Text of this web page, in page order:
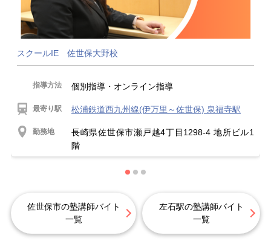
スクールIE 佐世保大野校
指導方法 個別指導・オンライン指導
最寄り駅 松浦鉄道西九州線(伊万里～佐世保) 泉福寺駅
勤務地
長崎県佐世保市瀬戸越4丁目1298-4 地所ビル1
階
佐世保市の塾講師バイト
一覧
左石駅の塾講師バイト
一覧